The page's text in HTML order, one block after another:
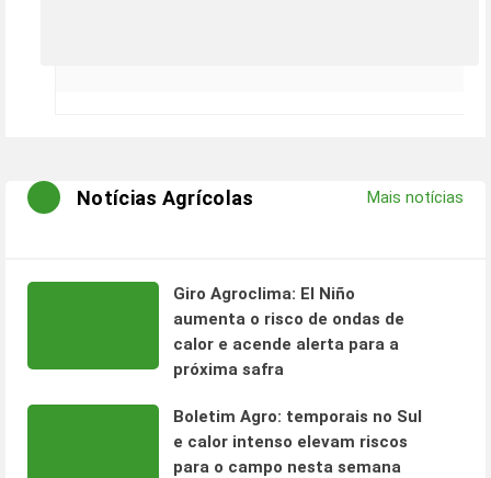
Notícias Agrícolas Mais notícias
Giro Agroclima: El Niño
aumenta o risco de ondas de
calor e acende alerta para a
próxima safra
Boletim Agro: temporais no Sul
e calor intenso elevam riscos
para o campo nesta semana